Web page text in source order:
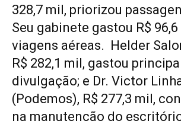
328,7 mil, priorizou
Seu gabinete gastou R$
viagens aéreas. Helder
R$ 282,1 mil, gastou
divulgação; e Dr. Victor
(Podemos), R$ 277,3 mil,
na manutenção do